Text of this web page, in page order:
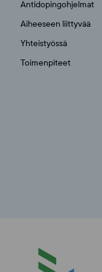
Antidopingohjelmat
Aiheeseen liittyvää
Yhteistyössä
Toimenpiteet